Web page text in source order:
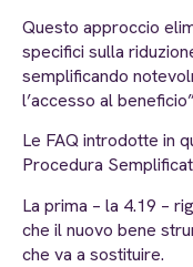
Questo approccio
specifici sulla
semplificando
l’accesso al
Le FAQ introdotte in
Procedura
La prima – la 4.19 –
che il nuovo bene
che va a sostituire.